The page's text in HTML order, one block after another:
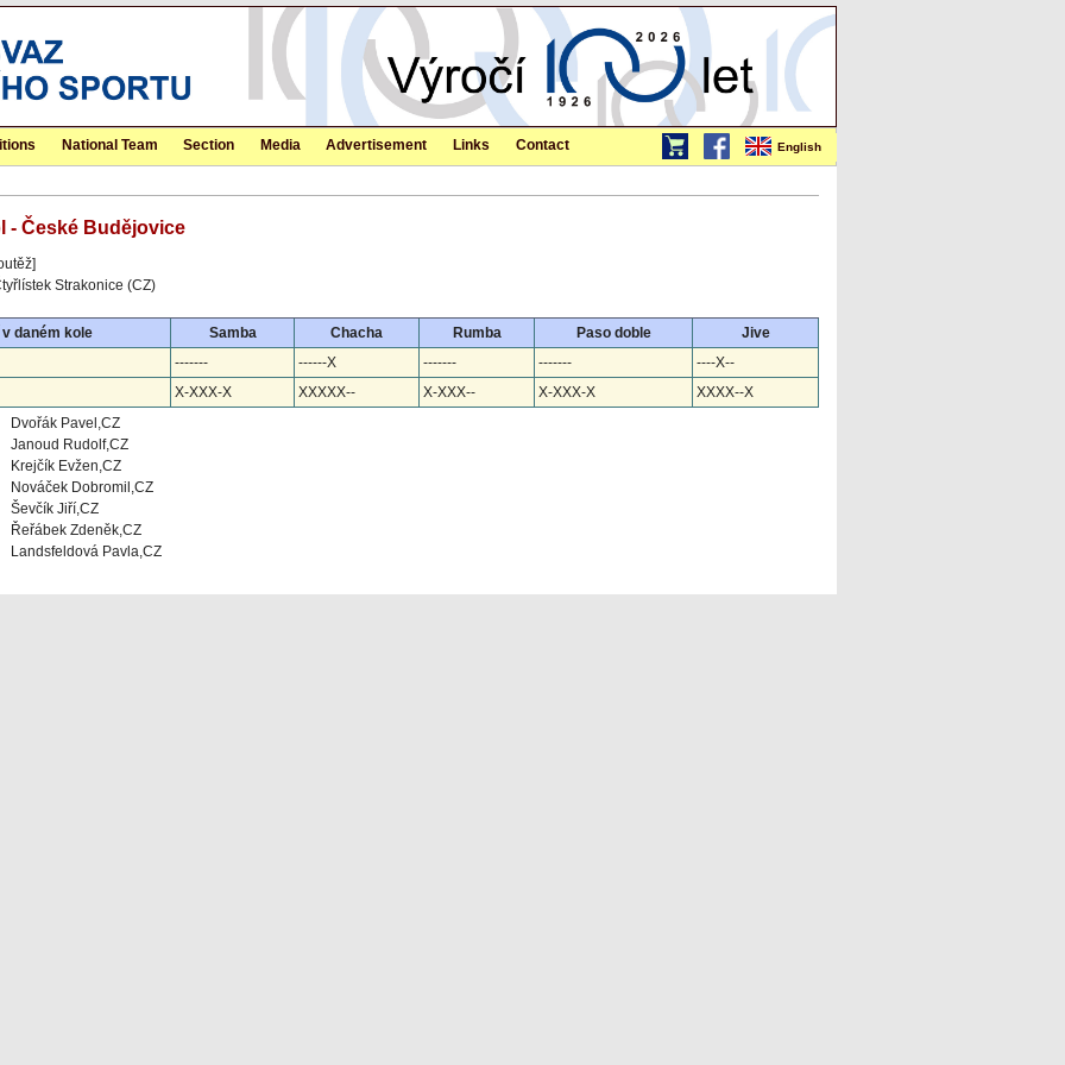
English
National Team Section Media Advertisement Links Contact
- České Budějovice
Strakonice (CZ)
daném kole Samba Chacha Rumba Paso doble
Jive
------- ------X ------- -------
----X--
X-XXX-X XXXXX-- X-XXX-- X-XXX-X
XXXX--X
Dvořák Pavel,CZ
Janoud Rudolf,CZ
Krejčík Evžen,CZ
Nováček Dobromil,CZ
Ševčík Jiří,CZ
Řeřábek Zdeněk,CZ
Landsfeldová Pavla,CZ